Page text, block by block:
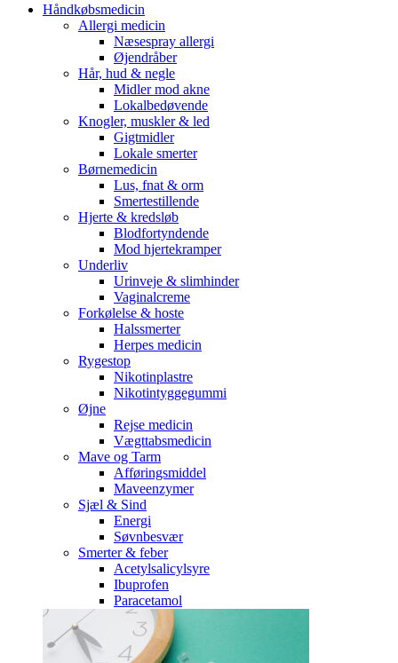
Håndkøbsmedicin
Allergi medicin
Næsespray allergi
Øjendråber
Hår, hud & negle
Midler mod akne
Lokalbedøvende
Knogler, muskler & led
Gigtmidler
Lokale smerter
Børnemedicin
Lus, fnat & orm
Smertestillende
Hjerte & kredsløb
Blodfortyndende
Mod hjertekramper
Underliv
Urinveje & slimhinder
Vaginalcreme
Forkølelse & hoste
Halssmerter
Herpes medicin
Rygestop
Nikotinplastre
Nikotintyggegummi
Øjne
Rejse medicin
Vægttabsmedicin
Mave og Tarm
Afføringsmiddel
Maveenzymer
Sjæl & Sind
Energi
Søvnbesvær
Smerter & feber
Acetylsalicylsyre
Ibuprofen
Paracetamol